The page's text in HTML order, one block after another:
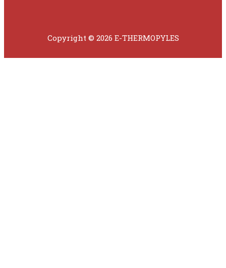
Copyright © 2026 E-THERMOPYLES